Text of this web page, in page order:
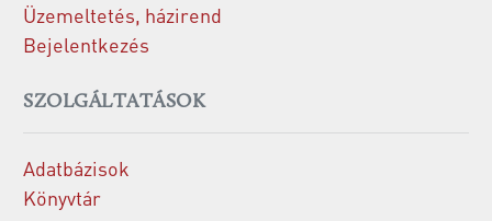
Üzemeltetés, házirend
Bejelentkezés
SZOLGÁLTATÁSOK
Adatbázisok
Könyvtár